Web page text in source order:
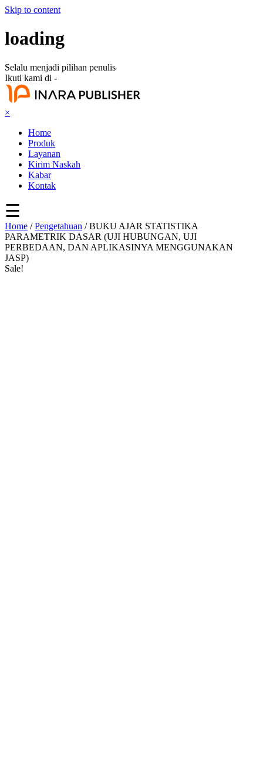
Skip to content
loading
Selalu menjadi pilihan penulis
Ikuti kami di -
×
Home
Produk
Layanan
Kirim Naskah
Kabar
Kontak
☰
Home /Pengetahuan / BUKU AJAR STATISTIKA
PARAMETRIK DASAR (UJI HUBUNGAN, UJI
PERBEDAAN, DAN APLIKASINYA MENGGUNAKAN
JASP)
Sale!